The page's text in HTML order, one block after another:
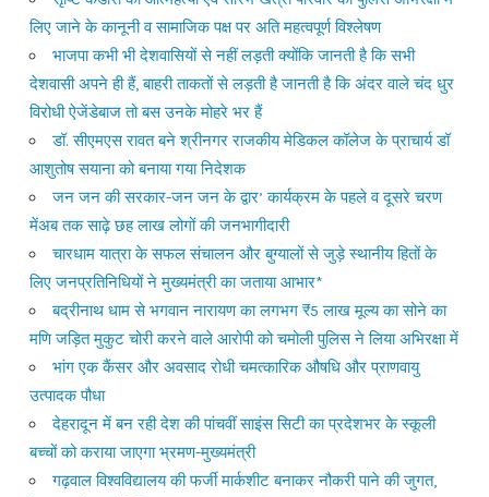
लिए जाने के कानूनी व सामाजिक पक्ष पर अति महत्वपूर्ण विश्लेषण
भाजपा कभी भी देशवासियों से नहीं लड़ती क्योंकि जानती है कि सभी
देशवासी अपने ही हैं, बाहरी ताकतों से लड़ती है जानती है कि अंदर वाले चंद धुर
विरोधी ऐजेंडेबाज तो बस उनके मोहरे भर हैं
डॉ. सीएमएस रावत बने श्रीनगर राजकीय मेडिकल कॉलेज के प्राचार्य डॉ
आशुतोष सयाना को बनाया गया निदेशक
जन जन की सरकार-जन जन के द्वार’ कार्यक्रम के पहले व दूसरे चरण
मेंअब तक साढ़े छह लाख लोगों की जनभागीदारी
चारधाम यात्रा के सफल संचालन और बुग्यालों से जुड़े स्थानीय हितों के
लिए जनप्रतिनिधियों ने मुख्यमंत्री का जताया आभार*
बद्रीनाथ धाम से भगवान नारायण का लगभग ₹5 लाख मूल्य का सोने का
मणि जड़ित मुकुट चोरी करने वाले आरोपी को चमोली पुलिस ने लिया अभिरक्षा में
भांग एक कैंसर और अवसाद रोधी चमत्कारिक औषधि और प्राणवायु
उत्पादक पौधा
देहरादून में बन रही देश की पांचवीं साइंस सिटी का प्रदेशभर के स्कूली
बच्चों को कराया जाएगा भ्रमण-मुख्यमंत्री
गढ़वाल विश्वविद्यालय की फर्जी मार्कशीट बनाकर नौकरी पाने की जुगत,